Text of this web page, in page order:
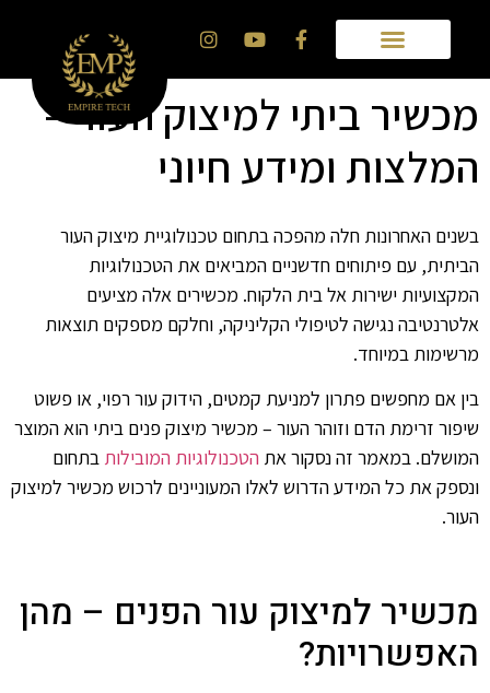
מכשיר ביתי למיצוק העור –
המלצות ומידע חיוני
בשנים האחרונות חלה מהפכה בתחום טכנולוגיית מיצוק העור
הביתית, עם פיתוחים חדשניים המביאים את הטכנולוגיות
המקצועיות ישירות אל בית הלקוח. מכשירים אלה מציעים
אלטרנטיבה נגישה לטיפולי הקליניקה, וחלקם מספקים תוצאות
מרשימות במיוחד.
בין אם מחפשים פתרון למניעת קמטים, הידוק עור רפוי, או פשוט
שיפור זרימת הדם וזוהר העור – מכשיר מיצוק פנים ביתי הוא המוצר
המושלם. במאמר זה נסקור את הטכנולוגיות המובילות בתחום
ונספק את כל המידע הדרוש לאלו המעוניינים לרכוש מכשיר למיצוק
העור.
מכשיר למיצוק עור הפנים – מהן
האפשרויות?